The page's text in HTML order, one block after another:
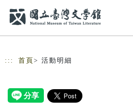
::: 首頁 > 活動明細